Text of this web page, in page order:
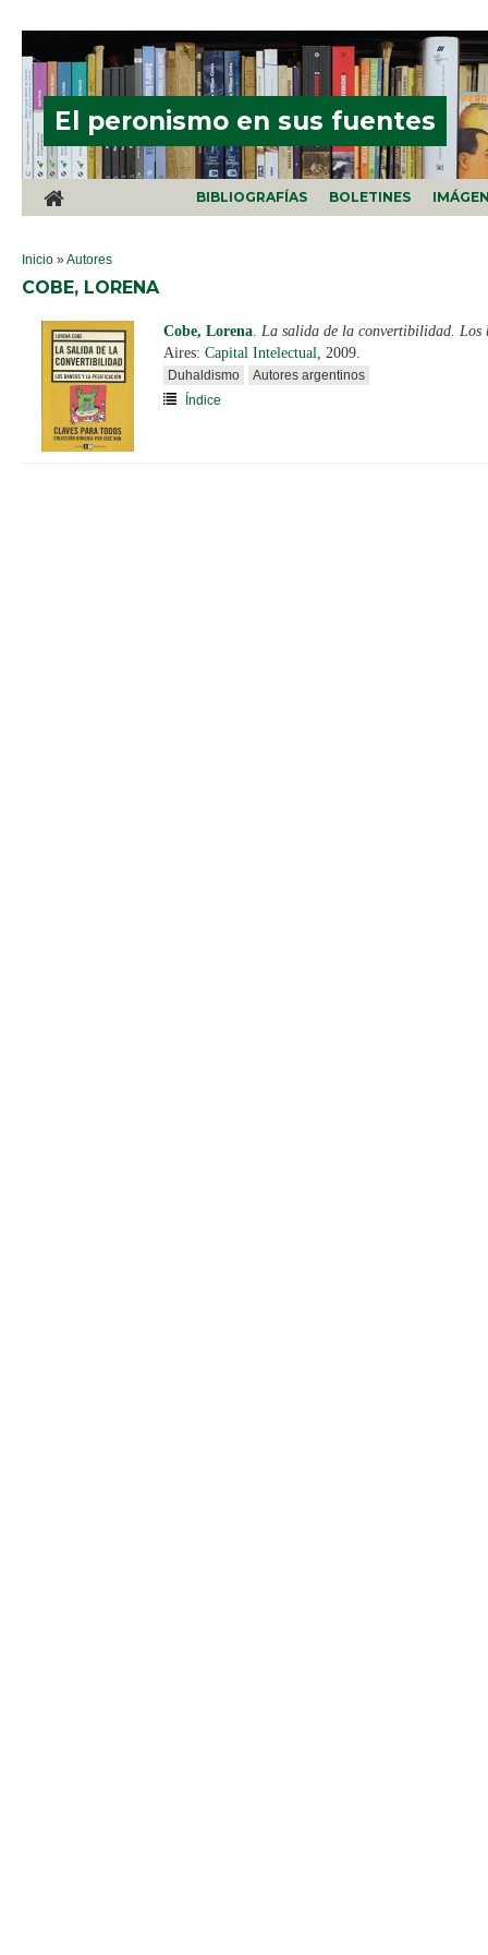
El peronismo en sus fuentes
BIBLIOGRAFÍAS BOLETINES
SE ENCUENTRA USTED AQUÍ
Inicio »Autores
COBE, LORENA
Cobe, Lorena. La salida de la convertibilidad. Los
Aires: Capital Intelectual, 2009.
Duhaldismo
Autores argentinos
Índice